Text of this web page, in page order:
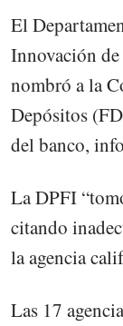
El
Innovación
nombró a la
Depósitos
del banco,
La DPFI
citando
la agencia
Las 17